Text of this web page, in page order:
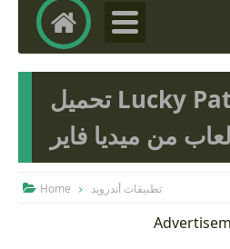
تحميل Lucky Patcher الاصلي
من ميديا فاير
 Home تطبيقات أندرويد